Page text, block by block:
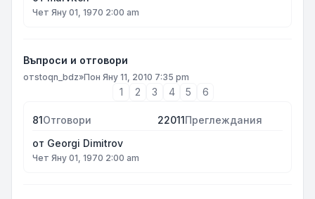
Чет Яну 01, 1970 2:00 am
Въпроси и отговори
отstoqn_bdz»Пон Яну 11, 2010 7:35 pm
1 2 3 4 5 6
81Отговори 22011Преглеждания
от Georgi Dimitrov
Чет Яну 01, 1970 2:00 am